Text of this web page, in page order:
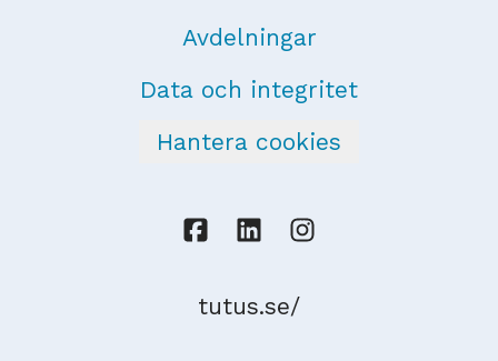
Avdelningar
Data och integritet
Hantera cookies
tutus.se/